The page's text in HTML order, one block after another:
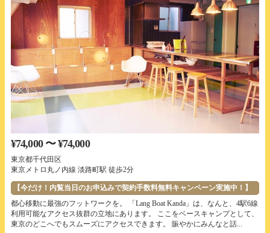
¥74,000 〜 ¥74,000
東京都千代田区
東京メトロ丸ノ内線 淡路町駅 徒歩2分
【今だけ！内覧当日のお申込みで契約手数料無料キャンペーン実施中！】
都心移動に最強のフットワークを。 「Lang Boat Kanda」は、なんと、4駅6線
利用可能なアクセス抜群の立地にあります。 ここをベースキャンプとして、
東京のどこへでもスムーズにアクセスできます。 賑やかにみんなと話...